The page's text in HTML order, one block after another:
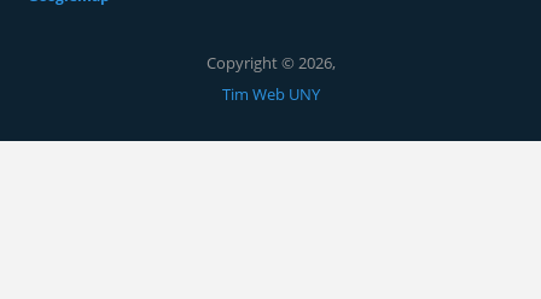
Copyright © 2026,
Tim Web UNY